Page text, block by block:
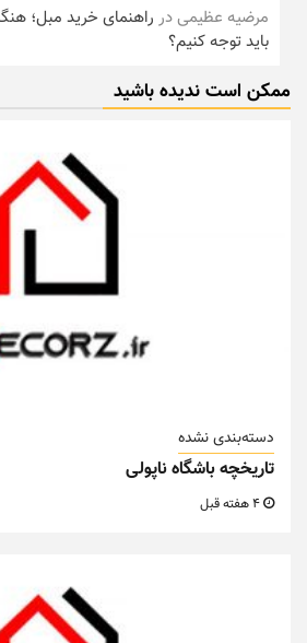
مرضیه عظیمیدر راهنمای خرید مبل؛
باید توجه کنیم؟
ممکن است ندیده باشید
دسته‌بندی نشده
تاریخچه باشگاه ناپولی